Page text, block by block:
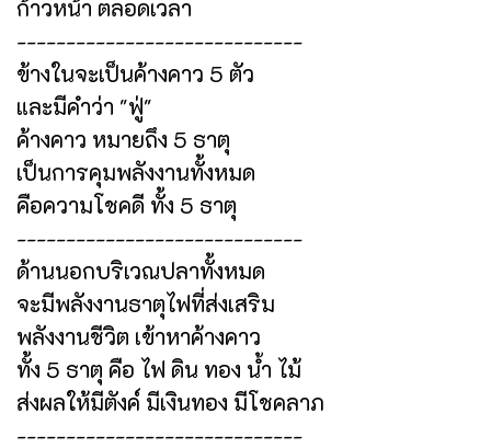
ก้าวหน้า ตลอดเวลา
-----------------------------
ข้างในจะเป็นค้างคาว 5 ตัว
และมีคำว่า "ฟู่"
ค้างคาว หมายถึง 5 ธาตุ
เป็นการคุมพลังงานทั้งหมด
คือความโชคดี ทั้ง 5 ธาตุ
-----------------------------
ด้านนอกบริเวณปลาทั้งหมด
จะมีพลังงานธาตุไฟที่ส่งเสริม
พลังงานชีวิต เข้าหาค้างคาว
ทั้ง 5 ธาตุ คือ ไฟ ดิน ทอง น้ำ ไม้
ส่งผลให้มีตังค์ มีเงินทอง มีโชคลาภ
-----------------------------